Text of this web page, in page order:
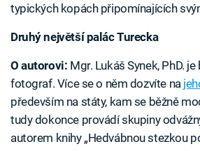
typických kopách připomínajících
Druhý největší palác Turecka
O autorovi: Mgr. Lukáš Synek, PhD.
fotograf. Více se o něm dozvíte na
především na státy, kam se běžně
tudy dokonce provádí skupiny
autorem knihy „Hedvábnou stezkou